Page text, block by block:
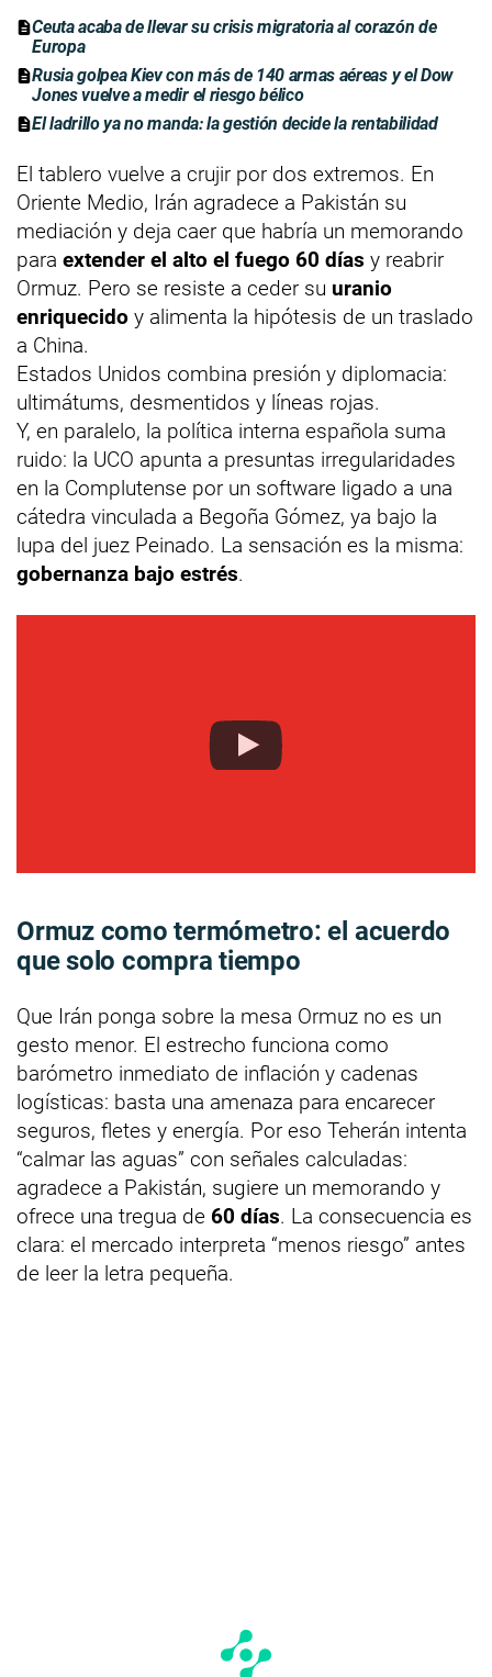
Ceuta acaba de llevar su crisis migratoria al corazón de
Europa
Rusia golpea Kiev con más de 140 armas aéreas y el Dow
Jones vuelve a medir el riesgo bélico
El ladrillo ya no manda: la gestión decide la rentabilidad
El tablero vuelve a crujir por dos extremos. En
Oriente Medio, Irán agradece a Pakistán su
mediación y deja caer que habría un memorando
para extender el alto el fuego 60 días y reabrir
Ormuz. Pero se resiste a ceder su uranio
enriquecido y alimenta la hipótesis de un traslado
a China.
Estados Unidos combina presión y diplomacia:
ultimátums, desmentidos y líneas rojas.
Y, en paralelo, la política interna española suma
ruido: la UCO apunta a presuntas irregularidades
en la Complutense por un software ligado a una
cátedra vinculada a Begoña Gómez, ya bajo la
lupa del juez Peinado. La sensación es la misma:
gobernanza bajo estrés.
Ormuz como termómetro: el acuerdo
que solo compra tiempo
Que Irán ponga sobre la mesa Ormuz no es un
gesto menor. El estrecho funciona como
barómetro inmediato de inflación y cadenas
logísticas: basta una amenaza para encarecer
seguros, fletes y energía. Por eso Teherán intenta
“calmar las aguas” con señales calculadas:
agradece a Pakistán, sugiere un memorando y
ofrece una tregua de 60 días. La consecuencia es
clara: el mercado interpreta “menos riesgo” antes
de leer la letra pequeña.